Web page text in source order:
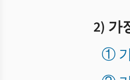
2) 가
①